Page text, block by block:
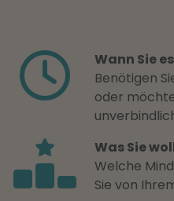
Wann Sie
Benötigen
oder
Was Sie
Welche
Sie von